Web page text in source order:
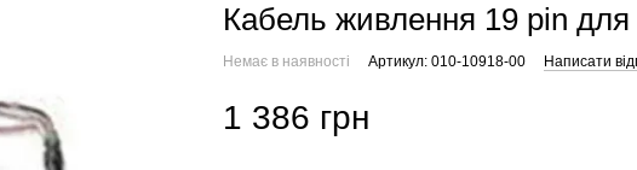
Кабель живлення 19 pin для
Немає в наявності Артикул: 010-10918-00 Написати
1 386 грн